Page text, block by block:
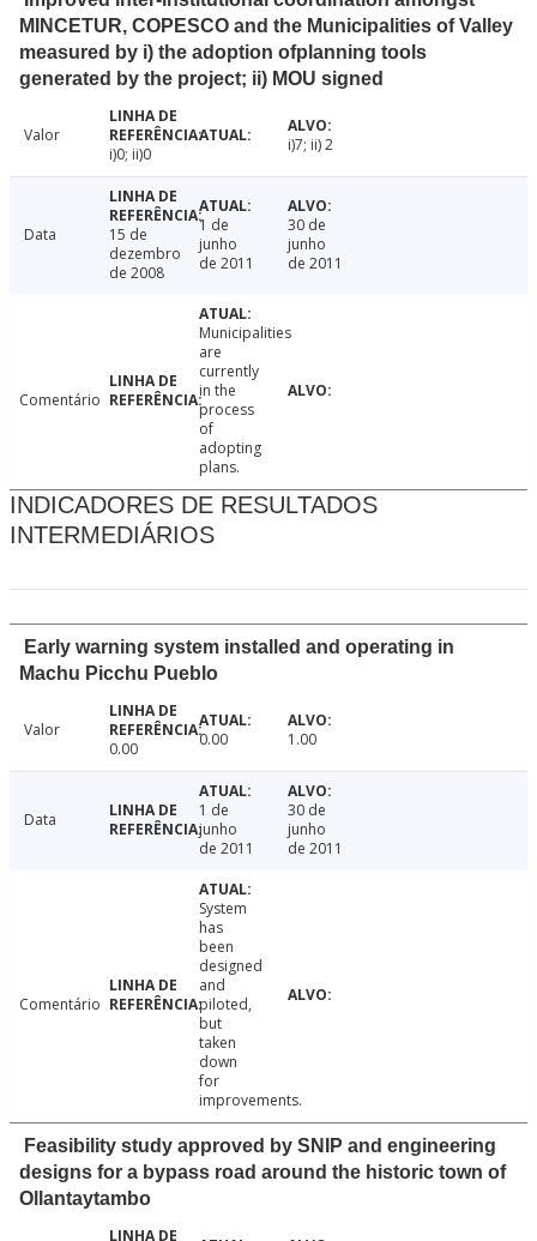
MINCETUR, COPESCO and the Municipalities of Valley
measured by i) the adoption ofplanning tools
generated by the project; ii) MOU signed
Valor
i)0; ii)0
i)7; ii) 2
Data
15 de
dezembro
de 2008
1 de
junho
de 2011
30 de
junho
de 2011
Comentário
Municipalities
are
currently
in the
process
of
adopting
plans.
INDICADORES DE RESULTADOS
INTERMEDIÁRIOS
Early warning system installed and operating in
Machu Picchu Pueblo
Valor
0.00
0.00 1.00
Data
1 de
junho
de 2011
30 de
junho
de 2011
Comentário
System
has
been
designed
and
piloted,
but
taken
down
for
improvements.
Feasibility study approved by SNIP and engineering
designs for a bypass road around the historic town of
Ollantaytambo